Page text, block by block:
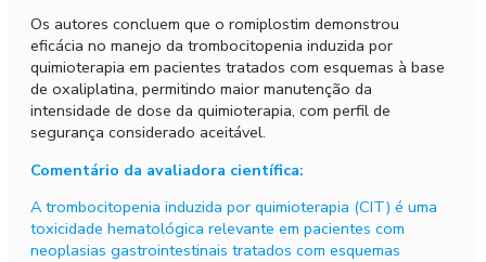
Os autores concluem que o romiplostim demonstrou
eficácia no manejo da trombocitopenia induzida por
quimioterapia em pacientes tratados com esquemas à base
de oxaliplatina, permitindo maior manutenção da
intensidade de dose da quimioterapia, com perfil de
segurança considerado aceitável.
Comentário da avaliadora científica:
A trombocitopenia induzida por quimioterapia (CIT) é uma
toxicidade hematológica relevante em pacientes com
neoplasias gastrointestinais tratados com esquemas